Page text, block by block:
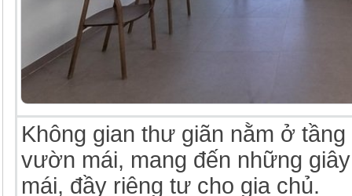
Không gian thư giãn nằm ở
vườn mái, mang đến những
mái, đầy riêng tư cho gia chủ.